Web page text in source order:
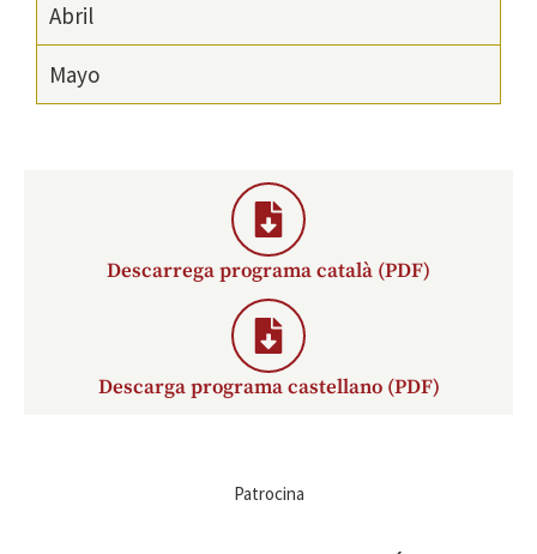
Abril
Mayo
Descarrega programa català (PDF)
Descarga programa castellano (PDF)
Patrocina